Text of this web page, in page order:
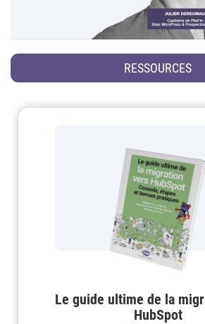
RESSOURCES
Le guide ultime de la
HubSpot